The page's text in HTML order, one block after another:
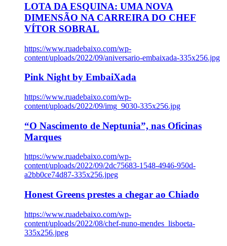
LOTA DA ESQUINA: UMA NOVA
DIMENSÃO NA CARREIRA DO CHEF
VÍTOR SOBRAL
https://www.ruadebaixo.com/wp-
content/uploads/2022/09/aniversario-embaixada-335x256.jpg
Pink Night by EmbaiXada
https://www.ruadebaixo.com/wp-
content/uploads/2022/09/img_9030-335x256.jpg
“O Nascimento de Neptunia”, nas Oficinas
Marques
https://www.ruadebaixo.com/wp-
content/uploads/2022/09/2dc75683-1548-4946-950d-
a2bb0ce74d87-335x256.jpeg
Honest Greens prestes a chegar ao Chiado
https://www.ruadebaixo.com/wp-
content/uploads/2022/08/chef-nuno-mendes_lisboeta-
335x256.jpeg